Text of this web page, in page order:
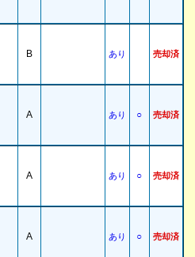
B あり 売却済
A あり ○ 売却済
A あり ○ 売却済
A あり ○ 売却済